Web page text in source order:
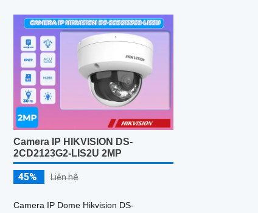
và phương tiện, tích hợp đèn nhấp nháy
và báo động âm thanh, cùng âm thanh
hai chiều để giao tiếp từ xa
Camera IP HIKVISION DS-
2CD2123G2-LIS2U 2MP
45% Liên hệ
Camera IP Dome Hikvision DS-